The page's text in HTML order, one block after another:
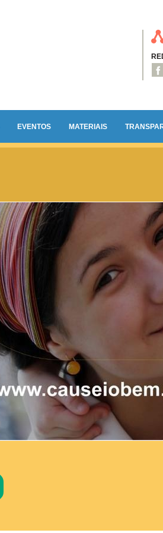
EVENTOS MATERIAIS